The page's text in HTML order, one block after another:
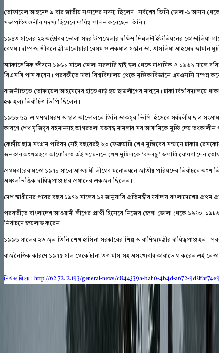
তোফায়েল আহমেদ ৯ বার জাতীয় সংসদের সদস্য ছিলেন। সর্বশেষ তিনি ভোলা-১ আসন থেকে
সভাপতিমণ্ডলীর সদস্য হিসেবে দায়িত্ব পালন করেছেন তিনি।
১৯৪৩ সালের ২২ অক্টোবর ভোলা সদর উপজেলার দক্ষিণ দিঘলদী ইউনিয়নের কোড়ালিয়া
বেগম। দাম্পত্য জীবনে স্ত্রী আনোয়ারা বেগম ও একমাত্র সন্তান ডা. তাসলিমা আহমেদ জামান
অ্যাকাডেমিক জীবনে ১৯৬০ সালে ভোলা সরকারি হাই স্কুল থেকে মাধ্যমিক ও ১৯৬২ সালে
বিএসসি পাস করেন। পরবর্তীতে ঢাকা বিশ্ববিদ্যালয় থেকে মৃত্তিকাবিজ্ঞানে এমএসসি সম্পন্ন
রাজনীতিতে তোফায়েল আহমেদের হাতেখড়ি হয় ছাত্রলীগের মাধ্যমে। ঢাকা বিশ্ববিদ্যালয়ে
হক হল) নির্বাচিত ভিপি ছিলেন।
১৯৬৮-৬৯-এ গণজাগরণ ও ছাত্র আন্দোলনে তিনি ডাকসুর ভিপি হিসেবে সর্বদলীয় ছাত্র
কারণে শেখ মুজিবুর রহমানসহ আগরতলা ষড়যন্ত্র মামলার সব আসামিকে মুক্তি দেয় তৎকালীন
কেন্দ্রীয় ছাত্র সংগ্রাম পরিষদ সেই বছরেরই ২৩ ফেব্রুয়ারি শেখ মুজিবের সম্মানে ঢাকার
জনতার অংশগ্রহণে আয়োজিত এই সম্মেলনে শেখ মুজিবকে ‘বঙ্গবন্ধু’ উপাধি ঘোষণা দেন
প্রথমবারের মতো ১৯৭০ সালে আওয়ামী লীগের মনোনয়নে জাতীয় পরিষদের নির্বাচনে অংশ
অঞ্চলভিত্তিক দায়িত্বপ্রাপ্ত চার প্রধানের একজন ছিলেন।
দেশ স্বাধীনের পরের বছর ১৯৭২ সালের ১৪ জানুয়ারি প্রতিমন্ত্রীর মর্যাদায় বাংলাদেশের
পরবর্তীতে বাংলাদেশ আওয়ামী লীগের প্রার্থী হিসেবে নিজের জেলা ভোলা থেকে ১৯৭৩,
নির্বাচনে জয়লাভ করেন।
১৯৯৬ সালের ২৩ জুন তিনি শেখ হাসিনা সরকারের শিল্প ও বাণিজ্যমন্ত্রীর দায়িত্বপ্রাপ্ত হন।
রাজনৈতিক কারণে ১৯৭৫ সাল থেকে টানা ৩৩ মাস-সহ অসংখ্যবার কারাভোগ করেন এই
নিউজ লিংক : http://62.72.12.193/general-news/c844339a-bab0-4b4d-a672-